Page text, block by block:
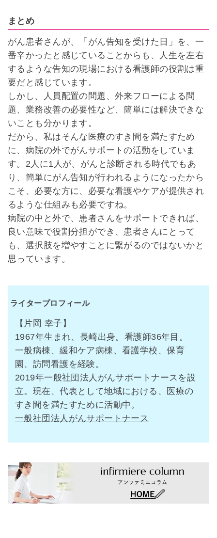
まとめ
がん患者さんが、「がん告知を受けた日」を、一
番辛かったと感じていることからも、人生を左右
するような告知の現場における看護師の役割は重
要だと感じています。
しかし、人員配置の問題、外来フローによる問
題、業務改善の必要性など、簡単には解決できな
いことも分かります。
だから、私はそんな医療のすき間を満たすため
に、病院の外でがんサポートの活動をしていま
す。2人に1人が、がんと診断される時代でもあ
り、簡単にがん告知が行われるようになったから
こそ、必要な方に、必要な看護やケアが提供され
るような仕組みも必要ですね。
病院の中と外で、患者さんをサポートできれば、
良い意味で役割分担ができ、患者さんにとって
も、選択肢を増やすことに繋がるのではないかと
思っています。
ライタープロフィール
【片岡 幸子】
1967年生まれ、長崎出身。看護師36年目。
一般病棟、緩和ケア病棟、看護学校、保育
園、訪問看護を経験。
2019年一般社団法人がんサポートナースを設
立。現在、代表として地域における、医療の
すき間を満たすために活動中。
一般社団法人がんサポートナース